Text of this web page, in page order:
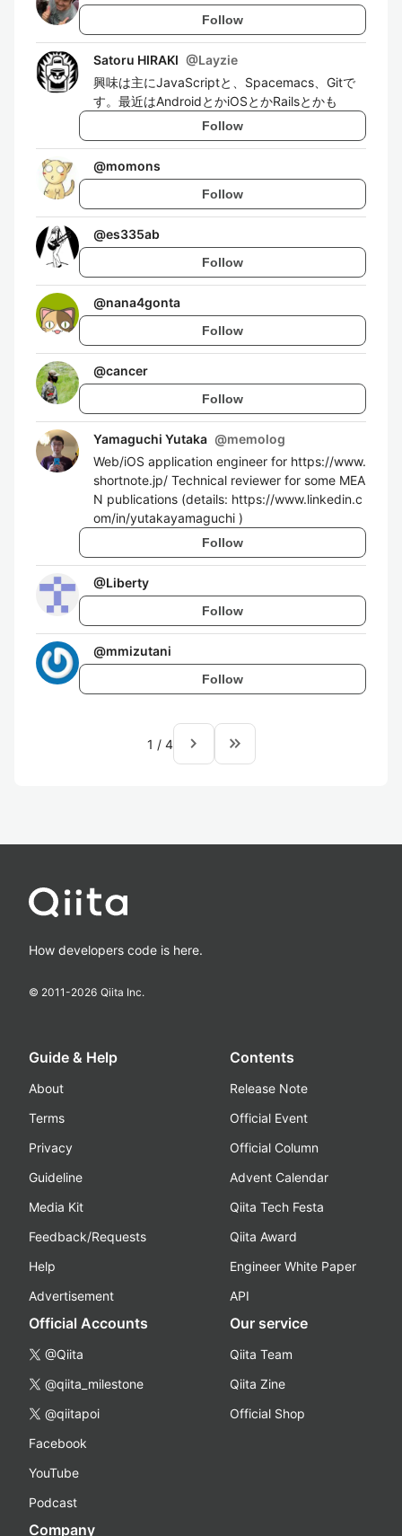
Follow
Satoru HIRAKI @Layzie
興味は主にJavaScriptと、Spacemacs、Gitで
す。最近はAndroidとかiOSとかRailsとかも
Follow
@momons
Follow
@es335ab
Follow
@nana4gonta
Follow
@cancer
Follow
Yamaguchi Yutaka @memolog
Web/iOS application engineer for https://www.
shortnote.jp/ Technical reviewer for some MEA
N publications (details: https://www.linkedin.c
om/in/yutakayamaguchi )
Follow
@Liberty
Follow
@mmizutani
Follow
1 / 4 navigate_next keyboard_double_arrow_right
How developers code is here.
© 2011-2026 Qiita Inc.
Guide & Help
About
Terms
Privacy
Guideline
Media Kit
Feedback/Requests
Help
Advertisement
Contents
Release Note
Official Event
Official Column
Advent Calendar
Qiita Tech Festa
Qiita Award
Engineer White Paper
API
Official Accounts
@Qiita
@qiita_milestone
@qiitapoi
Facebook
YouTube
Podcast
Our service
Qiita Team
Qiita Zine
Official Shop
Company